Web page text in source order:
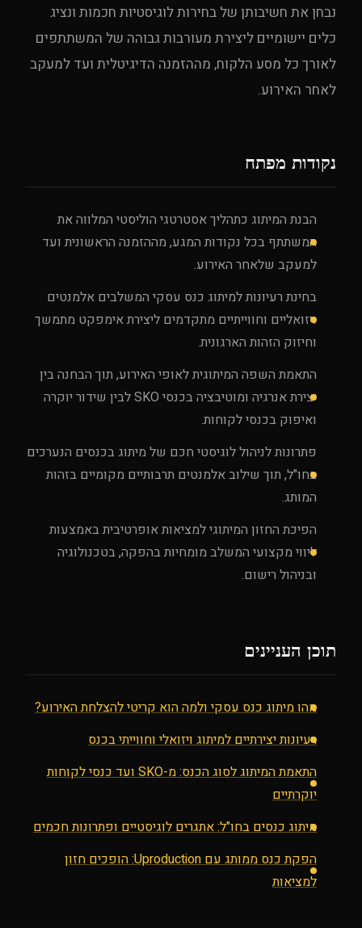
נבחן את חשיבותן של בחירות לוגיסטיות חכמות ונציג
כלים יישומיים ליצירת מעורבות גבוהה של המשתתפים
לאורך כל מסע הלקוח, מההזמנה הדיגיטלית ועד למעקב
לאחר האירוע.
נקודות מפתח
הבנת המיתוג כתהליך אסטרטגי הוליסטי המלווה את
המשתתף בכל נקודות המגע, מההזמנה הראשונית ועד
למעקב שלאחר האירוע.
בחינת רעיונות למיתוג כנס עסקי המשלבים אלמנטים
ויזואליים וחווייתיים מתקדמים ליצירת אימפקט מתמשך
וחיזוק הזהות הארגונית.
התאמת השפה המיתוגית לאופי האירוע, תוך הבחנה בין
יצירת אנרגיה ומוטיבציה בכנסי SKO לבין שידור יוקרה
ואיפוק בכנסי לקוחות.
פתרונות לניהול לוגיסטי חכם של מיתוג בכנסים הנערכים
בחו"ל, תוך שילוב אלמנטים תרבותיים מקומיים בזהות
המותג.
הפיכת החזון המיתוגי למציאות אופרטיבית באמצעות
ליווי מקצועי המשלב מומחיות בהפקה, בטכנולוגיה
ובניהול רישום.
תוכן העניינים
מהו מיתוג כנס עסקי ולמה הוא קריטי להצלחת האירוע?
רעיונות יצירתיים למיתוג ויזואלי וחווייתי בכנס
התאמת המיתוג לסוג הכנס: מ-SKO ועד כנסי לקוחות
יוקרתיים
מיתוג כנסים בחו"ל: אתגרים לוגיסטיים ופתרונות חכמים
הפקת כנס ממותג עם Uproduction: הופכים חזון
למציאות